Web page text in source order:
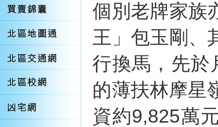
個別老牌家族
王」包玉剛、
行換馬，先於
的薄扶林摩星
資約9,825萬